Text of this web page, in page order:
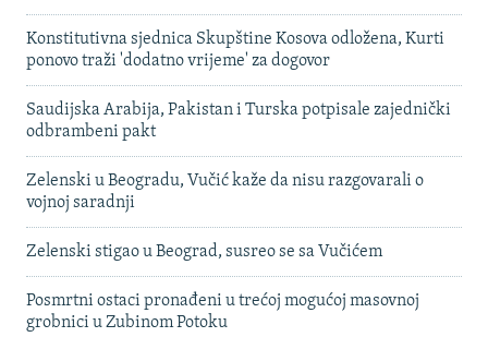
Konstitutivna sjednica Skupštine Kosova odložena, Kurti
ponovo traži 'dodatno vrijeme' za dogovor
Saudijska Arabija, Pakistan i Turska potpisale zajednički
odbrambeni pakt
Zelenski u Beogradu, Vučić kaže da nisu razgovarali o
vojnoj saradnji
Zelenski stigao u Beograd, susreo se sa Vučićem
Posmrtni ostaci pronađeni u trećoj mogućoj masovnoj
grobnici u Zubinom Potoku